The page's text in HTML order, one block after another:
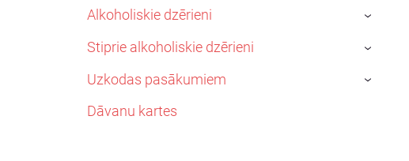
Alkoholiskie dzērieni ›
Stiprie alkoholiskie dzērieni ›
Uzkodas pasākumiem ›
Dāvanu kartes